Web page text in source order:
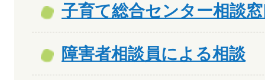
子育て総合センター相談
障害者相談員による相談